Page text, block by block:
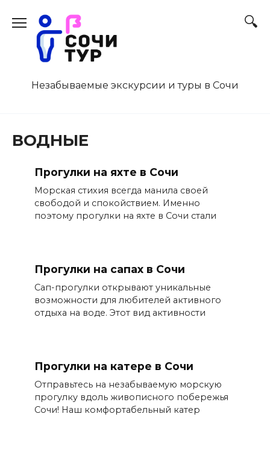
содержанию
Незабываемые экскурсии и туры в Сочи
ВОДНЫЕ
Прогулки на яхте в Сочи
Морская стихия всегда манила своей
свободой и спокойствием. Именно
поэтому прогулки на яхте в Сочи стали
Прогулки на сапах в Сочи
Сап-прогулки открывают уникальные
возможности для любителей активного
отдыха на воде. Этот вид активности
Прогулки на катере в Сочи
Отправьтесь на незабываемую морскую
прогулку вдоль живописного побережья
Сочи! Наш комфортабельный катер